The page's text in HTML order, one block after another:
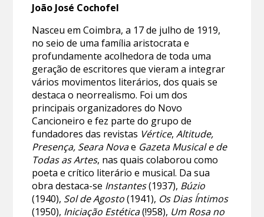
João José Cochofel
Nasceu em Coimbra, a 17 de julho de 1919,
no seio de uma família aristocrata e
profundamente acolhedora de toda uma
geração de escritores que vieram a integrar
vários movimentos literários, dos quais se
destaca o neorrealismo. Foi um dos
principais organizadores do Novo
Cancioneiro e fez parte do grupo de
fundadores das revistas Vértice,Altitude,
Presença, Seara Novae Gazeta Musical e de
Todas as Artes, nas quais colaborou como
poeta e crítico literário e musical. Da sua
obra destaca-se Instantes(1937), Búzio
(1940), Sol de Agosto(1941), Os Dias Íntimos
(1950), Iniciação Estética(!958), Um Rosa no